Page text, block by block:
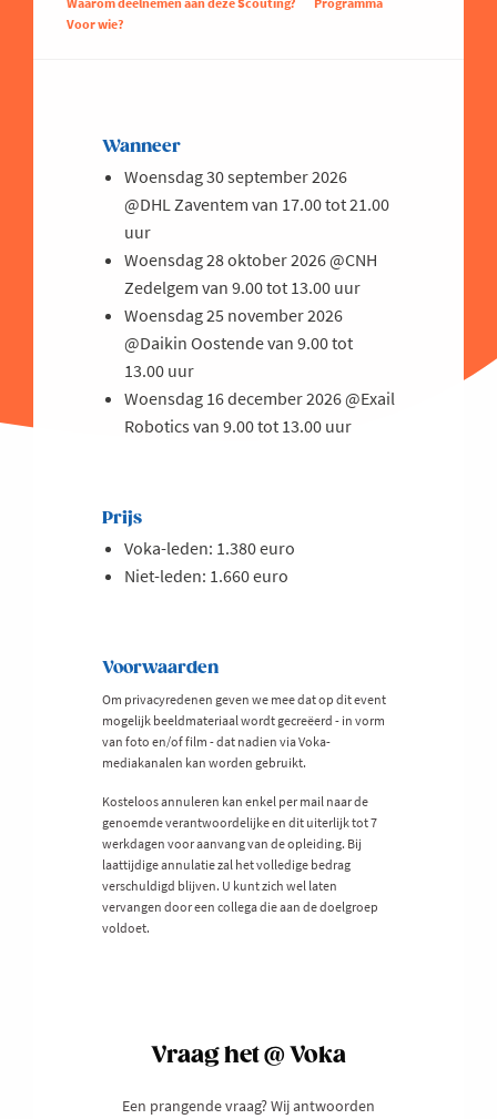
Voor wie?
Wanneer
Woensdag 30 september 2026
@DHL Zaventem van 17.00 tot 21.00
uur
Woensdag 28 oktober 2026 @CNH
Zedelgem van 9.00 tot 13.00 uur
Woensdag 25 november 2026
@Daikin Oostende van 9.00 tot
13.00 uur
Woensdag 16 december 2026 @Exail
Robotics van 9.00 tot 13.00 uur
Prijs
Voka-leden: 1.380 euro
Niet-leden: 1.660 euro
Voorwaarden
Om privacyredenen geven we mee dat op dit event
mogelijk beeldmateriaal wordt gecreëerd - in vorm
van foto en/of film - dat nadien via Voka-
mediakanalen kan worden gebruikt.
Kosteloos annuleren kan enkel per mail naar de
genoemde verantwoordelijke en dit uiterlijk tot 7
werkdagen voor aanvang van de opleiding. Bij
laattijdige annulatie zal het volledige bedrag
verschuldigd blijven. U kunt zich wel laten
vervangen door een collega die aan de doelgroep
voldoet.
Vraag het @ Voka
Een prangende vraag? Wij antwoorden